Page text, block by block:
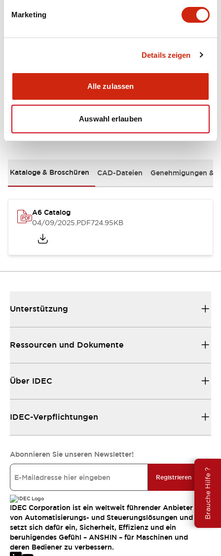
Marketing
Details zeigen
Alle zulassen
Auswahl erlauben
Brauche Hilfe ?
Dokumente und Dateien
Kataloge & Broschüren CAD-Dateien Genehmigungen &
A6 Catalog
04/09/2025.PDF724.95KB
Unterstützung
Ressourcen und Dokumente
Über IDEC
IDEC-Verpflichtungen
Abonnieren Sie unseren Newsletter!
Registrieren
IDEC Corporation ist ein weltweit führender Anbieter
von Automatisierungs- und Steuerungslösungen und
setzt sich dafür ein, Sicherheit, Effizienz und ein
beruhigendes Gefühl – ANSHIN – für Maschinen und
deren Bediener zu verbessern.